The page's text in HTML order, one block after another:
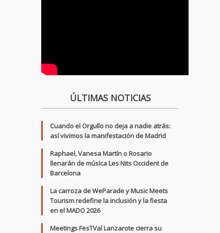
ÚLTIMAS NOTICIAS
Cuando el Orgullo no deja a nadie atrás:
así vivimos la manifestación de Madrid
Raphael, Vanesa Martín o Rosario
llenarán de música Les Nits Occident de
Barcelona
La carroza de WeParade y Music Meets
Tourism redefine la inclusión y la fiesta
en el MADO 2026
Meetings FesTVal Lanzarote cierra su